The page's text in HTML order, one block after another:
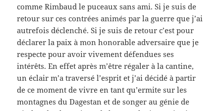
comme Rimbaud le puceaux sans ami. Si je suis de
retour sur ces contrées animés par la guerre que j’ai
autrefois déclenché. Si je suis de retour c’est pour
déclarer la paix à mon honorable adversaire que je
respecte pour avoir vivement défendues ses
intérêts. En effet après m’être régaler à la cantine,
un éclair m’a traversé l’esprit et j’ai décidé à partir
de ce moment de vivre en tant qu’ermite sur les
montagnes du Dagestan et de songer au génie de